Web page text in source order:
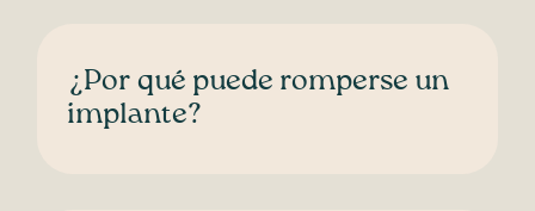
¿Por qué puede romperse un
implante?